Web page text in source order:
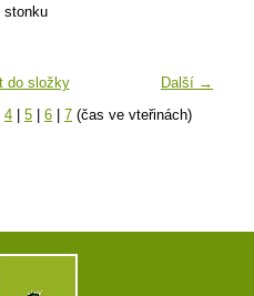
stonku
Další →
do složky
4 | 5 | 6 | 7 (čas ve vteřinách)